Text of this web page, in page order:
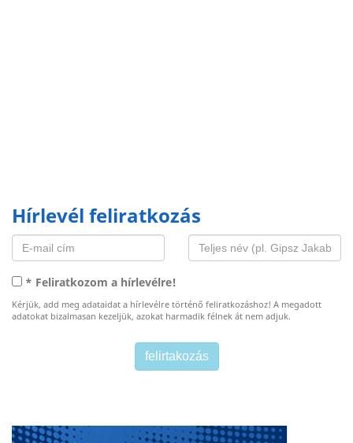
Hírlevél feliratkozás
* Feliratkozom a hírlevélre!
Kérjük, add meg adataidat a hírlevélre történő feliratkozáshoz! A megadott
adatokat bizalmasan kezeljük, azokat harmadik félnek át nem adjuk.